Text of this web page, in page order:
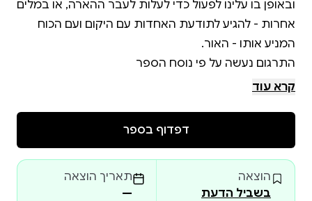
ובאופן בו עלינו לפעול כדי לעלות לעבר ההארה, או במלים
אחרות - להגיע לתודעת האחדות עם היקום ועם הכוח
קרא עוד
דפדוף בספר
הוצאה
בשביל הדעת
תאריך הוצאה
—